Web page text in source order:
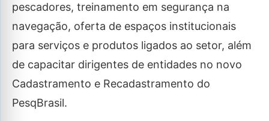
pescadores, treinamento em segurança na
navegação, oferta de espaços institucionais
para serviços e produtos ligados ao setor, além
de capacitar dirigentes de entidades no novo
Cadastramento e Recadastramento do
PesqBrasil.